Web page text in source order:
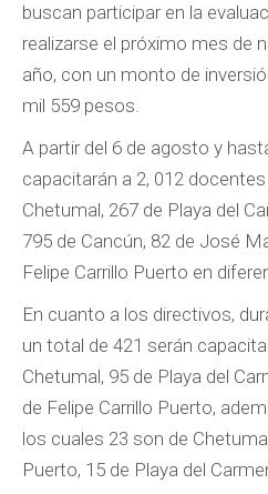
buscan participar en la
realizarse el próximo mes de
año, con un monto de
mil 559 pesos.
A partir del 6 de agosto y
capacitarán a 2, 012
Chetumal, 267 de Playa del
795 de Cancún, 82 de José
Felipe Carrillo Puerto en
En cuanto a los directivos,
un total de 421 serán
Chetumal, 95 de Playa del
de Felipe Carrillo Puerto,
los cuales 23 son de
Puerto, 15 de Playa del